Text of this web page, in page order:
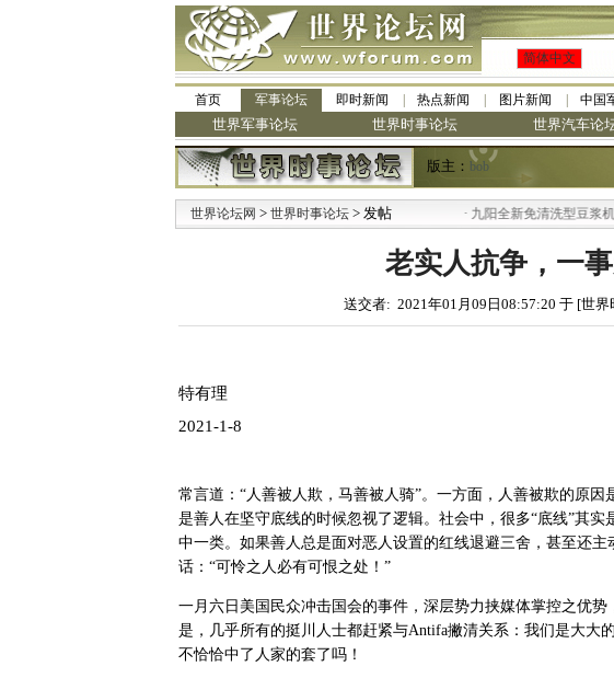
简体中文
首页 军事论坛 即时新闻 热点新闻 图片新闻 中国
世界军事论坛 世界时事论坛 世界汽车论
版主： bob
世界论坛网 > 世界时事论坛 > 发帖 九阳全新免清洗型豆浆机 全
老实人抗争，一事
送交者: 2021年01月09日08:57:20 于 [世界
特有理
2021-1-8
常言道：“人善被人欺，马善被人骑”。一方面，人善被欺的原
是善人在坚守底线的时候忽视了逻辑。社会中，很多“底线”其
中一类。如果善人总是面对恶人设置的红线退避三舍，甚至还
话：“可怜之人必有可恨之处！”
一月六日美国民众冲击国会的事件，深层势力挟媒体掌控之优
是，几乎所有的挺川人士都赶紧与Antifa撇清关系：我们是大大
不恰恰中了人家的套了吗！